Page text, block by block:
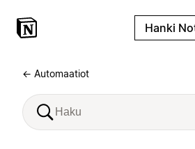
Hanki
← Automaatiot